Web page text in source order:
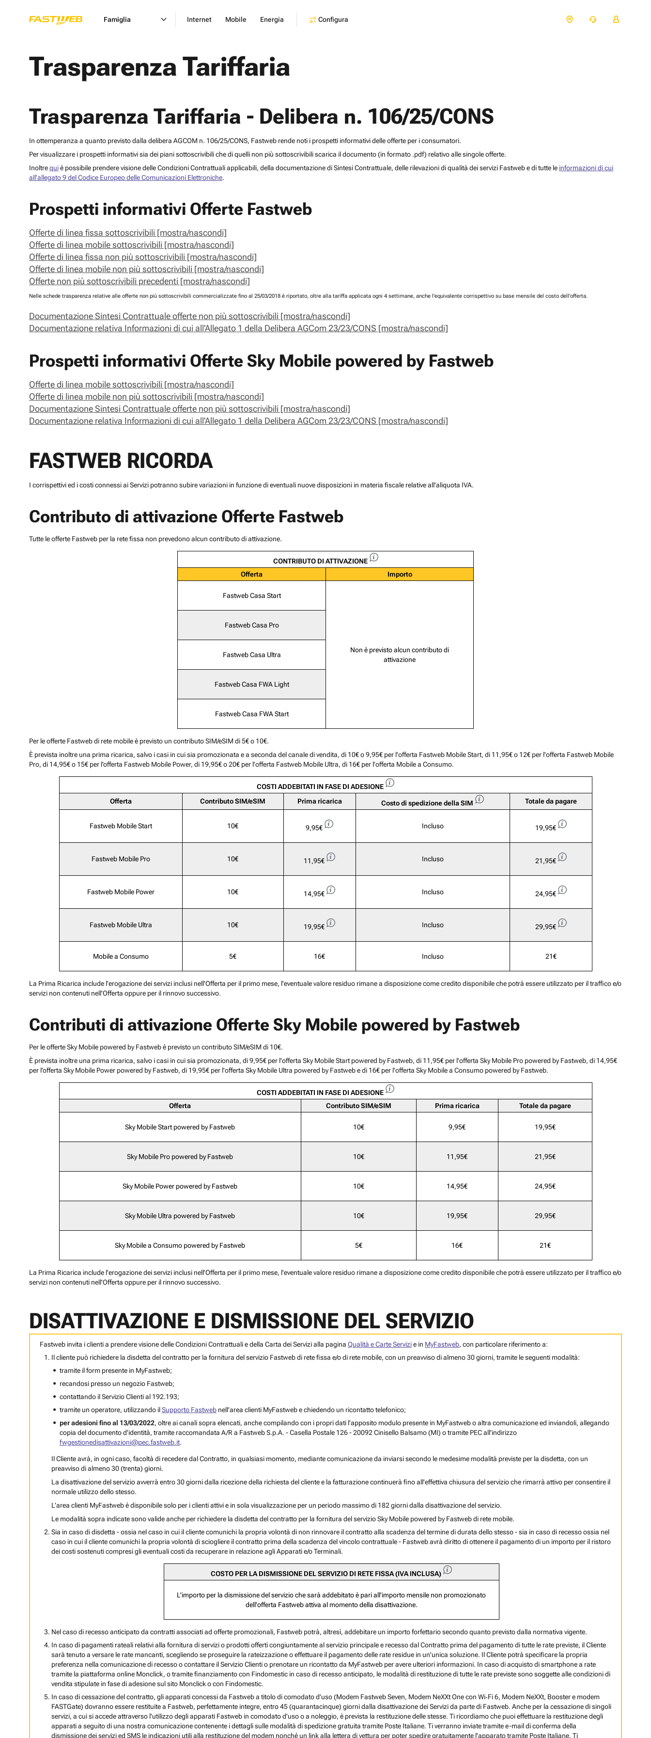
Famiglia Internet Mobile Energia Configura
Trasparenza Tariffaria
Trasparenza Tariffaria - Delibera n. 106/25/CONS
In ottemperanza a quanto previsto dalla delibera AGCOM n. 106/25/CONS, Fastweb rende noti i prospetti informativi delle offerte per i consumatori.
Per visualizzare i prospetti informativi sia dei piani sottoscrivibili che di quelli non più sottoscrivibili scarica il documento (in formato .pdf) relativo alle singole offerte.
Inoltrequiè possibile prendere visione delle Condizioni Contrattuali applicabili, della documentazione di Sintesi Contrattuale, delle rilevazioni di qualità dei servizi Fastweb e di tutte le informazioni di cui
all'allegato 9 del Codice Europeo delle Comunicazioni Elettroniche.
Prospetti informativi Offerte Fastweb
Offerte di linea fissa sottoscrivibili [mostra/nascondi]
Offerte di linea mobile sottoscrivibili [mostra/nascondi]
Offerte di linea fissa non più sottoscrivibili [mostra/nascondi]
Offerte di linea mobile non più sottoscrivibili [mostra/nascondi]
Offerte non più sottoscrivibili precedenti [mostra/nascondi]
Nelle schede trasparenza relative alle offerte non più sottoscrivibili commercializzate fino al 25/03/2018 è riportato, oltre alla tariffa applicata ogni 4 settimane, anche l'equivalente corrispettivo su base mensile del costo dell'offerta.
Documentazione Sintesi Contrattuale offerte non più sottoscrivibili [mostra/nascondi]
Documentazione relativa Informazioni di cui all'Allegato 1 della Delibera AGCom 23/23/CONS [mostra/nascondi]
Prospetti informativi Offerte Sky Mobile powered by Fastweb
Offerte di linea mobile sottoscrivibili [mostra/nascondi]
Offerte di linea mobile non più sottoscrivibili [mostra/nascondi]
Documentazione Sintesi Contrattuale offerte non più sottoscrivibili [mostra/nascondi]
Documentazione relativa Informazioni di cui all'Allegato 1 della Delibera AGCom 23/23/CONS [mostra/nascondi]
FASTWEB RICORDA
I corrispettivi ed i costi connessi ai Servizi potranno subire variazioni in funzione di eventuali nuove disposizioni in materia fiscale relative all'aliquota IVA.
Contributo di attivazione Offerte Fastweb
Tutte le offerte Fastweb per la rete fissa non prevedono alcun contributo di attivazione.
CONTRIBUTO DI ATTIVAZIONE
Offerta
Importo
Fastweb Casa Start
Non è previsto alcun contributo di
attivazione
Fastweb Casa Pro
Fastweb Casa Ultra
Fastweb Casa FWA Light
Fastweb Casa FWA Start
Per le offerte Fastweb di rete mobile è previsto un contributo SIM/eSIM di 5€ o 10€.
È prevista inoltre una prima ricarica, salvo i casi in cui sia promozionata e a seconda del canale di vendita, di 10€ o 9,95€ per l'offerta Fastweb Mobile Start, di 11,95€ o 12€ per l'offerta Fastweb Mobile
Pro, di 14,95€ o 15€ per l’offerta Fastweb Mobile Power, di 19,95€ o 20€ per l'offerta Fastweb Mobile Ultra, di 16€ per l'offerta Mobile a Consumo.
COSTI ADDEBITATI IN FASE DI ADESIONE
Offerta
Contributo SIM/eSIM Prima ricarica Costo di spedizione della SIM Totale da pagare
Fastweb Mobile Start 10€ 9,95€ Incluso 19,95€
Fastweb Mobile Pro 10€ 11,95€ Incluso 21,95€
Fastweb Mobile Power 10€ 14,95€ Incluso 24,95€
Fastweb Mobile Ultra 10€ 19,95€ Incluso 29,95€
Mobile a Consumo 5€ 16€ Incluso 21€
La Prima Ricarica include l'erogazione dei servizi inclusi nell'Offerta per il primo mese, l'eventuale valore residuo rimane a disposizione come credito disponibile che potrà essere utilizzato per il traffico e/o
servizi non contenuti nell'Offerta oppure per il rinnovo successivo.
Contributi di attivazione Offerte Sky Mobile powered by Fastweb
Per le offerte Sky Mobile powered by Fastweb è previsto un contributo SIM/eSIM di 10€.
È prevista inoltre una prima ricarica, salvo i casi in cui sia promozionata, di 9,95€ per l'offerta Sky Mobile Start powered by Fastweb, di 11,95€ per l'offerta Sky Mobile Pro powered by Fastweb, di 14,95€
per l’offerta Sky Mobile Power powered by Fastweb, di 19,95€ per l'offerta Sky Mobile Ultra powered by Fastweb e di 16€ per l'offerta Sky Mobile a Consumo powered by Fastweb.
COSTI ADDEBITATI IN FASE DI ADESIONE
Offerta
Contributo SIM/eSIM Prima ricarica Totale da pagare
Sky Mobile Start powered by Fastweb 10€ 9,95€ 19,95€
Sky Mobile Pro powered by Fastweb 10€ 11,95€ 21,95€
Sky Mobile Power powered by Fastweb 10€ 14,95€ 24,95€
Sky Mobile Ultra powered by Fastweb 10€ 19,95€ 29,95€
Sky Mobile a Consumo powered by Fastweb 5€ 16€ 21€
La Prima Ricarica include l'erogazione dei servizi inclusi nell'Offerta per il primo mese, l'eventuale valore residuo rimane a disposizione come credito disponibile che potrà essere utilizzato per il traffico e/o
servizi non contenuti nell'Offerta oppure per il rinnovo successivo.
DISATTIVAZIONE E DISMISSIONE DEL SERVIZIO
Fastweb invita i clienti a prendere visione delle Condizioni Contrattuali e della Carta dei Servizi alla pagina Qualità e Carte Servizie in MyFastweb, con particolare riferimento a:
Il cliente può richiedere la disdetta del contratto per la fornitura del servizio Fastweb di rete fissa e/o di rete mobile, con un preavviso di almeno 30 giorni, tramite le seguenti modalità:
tramite il form presente in MyFastweb;
recandosi presso un negozio Fastweb;
contattando il Servizio Clienti al 192.193;
tramite un operatore, utilizzando ilSupporto Fastwebnell’area clienti MyFastweb e chiedendo un ricontatto telefonico;
per adesioni fino al 13/03/2022, oltre ai canali sopra elencati, anche compilando con i propri dati l'apposito modulo presente in MyFastweb o altra comunicazione ed inviandoli, allegando
copia del documento d'identità, tramite raccomandata A/R a Fastweb S.p.A. - Casella Postale 126 - 20092 Cinisello Balsamo (MI) o tramite PEC all'indirizzo
fwgestionedisattivazioni@pec.fastweb.it.
Il Cliente avrà, in ogni caso, facoltà di recedere dal Contratto, in qualsiasi momento, mediante comunicazione da inviarsi secondo le medesime modalità previste per la disdetta, con un
preavviso di almeno 30 (trenta) giorni.
La disattivazione del servizio avverrà entro 30 giorni dalla ricezione della richiesta del cliente e la fatturazione continuerà fino all'effettiva chiusura del servizio che rimarrà attivo per consentire il
normale utilizzo dello stesso.
L’area clienti MyFastweb è disponibile solo per i clienti attivi e in sola visualizzazione per un periodo massimo di 182 giorni dalla disattivazione del servizio.
Le modalità sopra indicate sono valide anche per richiedere la disdetta del contratto per la fornitura del servizio Sky Mobile powered by Fastweb di rete mobile.
Sia in caso di disdetta - ossia nel caso in cui il cliente comunichi la propria volontà di non rinnovare il contratto alla scadenza del termine di durata dello stesso - sia in caso di recesso ossia nel
caso in cui il cliente comunichi la propria volontà di sciogliere il contratto prima della scadenza del vincolo contrattuale - Fastweb avrà diritto di ottenere il pagamento di un importo per il ristoro
dei costi sostenuti compresi gli eventuali costi da recuperare in relazione agli Apparati e/o Terminali.
COSTO PER LA DISMISSIONE DEL SERVIZIO DI RETE FISSA (IVA INCLUSA)
L'importo per la dismissione del servizio che sarà addebitato è pari all'importo mensile non promozionato
dell'offerta Fastweb attiva al momento della disattivazione.
Nel caso di recesso anticipato da contratti associati ad offerte promozionali, Fastweb potrà, altresì, addebitare un importo forfettario secondo quanto previsto dalla normativa vigente.
In caso di pagamenti rateali relativi alla fornitura di servizi o prodotti offerti congiuntamente al servizio principale e recesso dal Contratto prima del pagamento di tutte le rate previste, il Cliente
sarà tenuto a versare le rate mancanti, scegliendo se proseguire la rateizzazione o effettuare il pagamento delle rate residue in un'unica soluzione. Il Cliente potrà specificare la propria
preferenza nella comunicazione di recesso o contattare il Servizio Clienti o prenotare un ricontatto da MyFastweb per avere ulteriori informazioni. In caso di acquisto di smartphone a rate
tramite la piattaforma online Monclick, o tramite finanziamento con Findomestic in caso di recesso anticipato, le modalità di restituzione di tutte le rate previste sono soggette alle condizioni di
vendita stipulate in fase di adesione sul sito Monclick o con Findomestic.
In caso di cessazione del contratto, gli apparati concessi da Fastweb a titolo di comodato d'uso (Modem Fastweb Seven, Modem NeXXt One con Wi‑Fi 6, Modem NeXXt, Booster e modem
FASTGate) dovranno essere restituite a Fastweb, perfettamente integre, entro 45 (quarantacinque) giorni dalla disattivazione dei Servizi da parte di Fastweb. Anche per la cessazione di singoli
servizi, a cui si accede attraverso l'utilizzo degli apparati Fastweb in comodato d'uso o a noleggio, è prevista la restituzione delle stesse. Ti ricordiamo che puoi effettuare la restituzione degli
apparati a seguito di una nostra comunicazione contenente i dettagli sulle modalità di spedizione gratuita tramite Poste Italiane. Ti verranno inviate tramite e-mail di conferma della
dismissione dei servizi ed SMS le indicazioni utili alla restituzione del modem nonché un link alla lettera di vettura per poter spedire gratuitamente l'apparato tramite Poste Italiane. Ti